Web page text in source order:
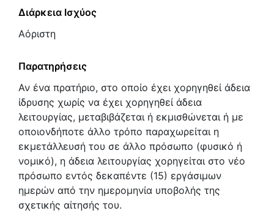
Διάρκεια Ισχύος
Αόριστη
Παρατηρήσεις
Αν ένα πρατήριο, στο οποίο έχει χορηγηθεί άδεια
ίδρυσης χωρίς να έχει χορηγηθεί άδεια
λειτουργίας, μεταβιβάζεται ή εκμισθώνεται ή με
οποιονδήποτε άλλο τρόπο παραχωρείται η
εκμετάλλευσή του σε άλλο πρόσωπο (φυσικό ή
νομικό), η άδεια λειτουργίας χορηγείται στο νέο
πρόσωπο εντός δεκαπέντε (15) εργάσιμων
ημερών από την ημερομηνία υποβολής της
σχετικής αίτησής του.